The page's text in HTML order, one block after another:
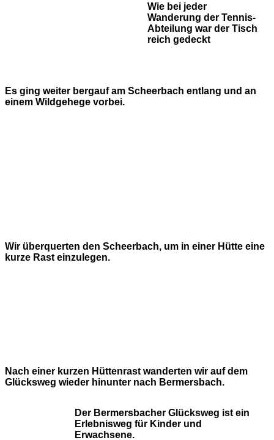
Wie bei jeder
Wanderung der Tennis-
Abteilung war der Tisch
reich gedeckt
Es ging weiter bergauf am Scheerbach entlang und an
einem Wildgehege vorbei.
Wir überquerten den Scheerbach, um in einer Hütte eine
kurze Rast einzulegen.
Nach einer kurzen Hüttenrast wanderten wir auf dem
Glücksweg wieder hinunter nach Bermersbach.
Der Bermersbacher Glücksweg ist ein
Erlebnisweg für Kinder und
Erwachsene.